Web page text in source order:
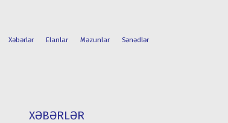
Xəbərlər Elanlar Məzunlar Sənədlər
XƏBƏRLƏR